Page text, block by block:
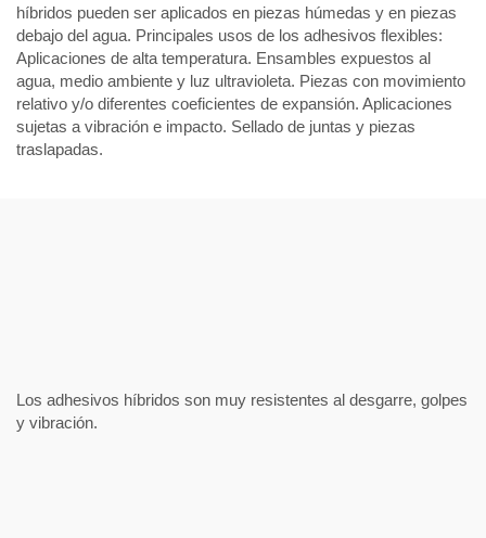
híbridos pueden ser aplicados en piezas húmedas y en piezas
debajo del agua. Principales usos de los adhesivos flexibles:
Aplicaciones de alta temperatura. Ensambles expuestos al
agua, medio ambiente y luz ultravioleta. Piezas con movimiento
relativo y/o diferentes coeficientes de expansión. Aplicaciones
sujetas a vibración e impacto. Sellado de juntas y piezas
traslapadas.
Los adhesivos híbridos son muy resistentes al desgarre, golpes
y vibración.